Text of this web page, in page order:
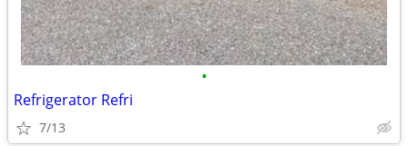
•
Refrigerator Refri
7/13